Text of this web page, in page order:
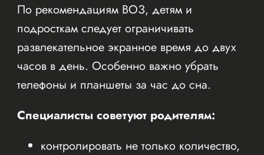
По рекомендациям ВОЗ, детям и
подросткам следует ограничивать
развлекательное экранное время до двух
часов в день. Особенно важно убрать
телефоны и планшеты за час до сна.
Специалисты советуют родителям:
контролировать не только количество,